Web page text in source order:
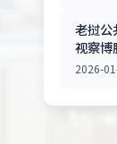
老挝
视察博
2026-